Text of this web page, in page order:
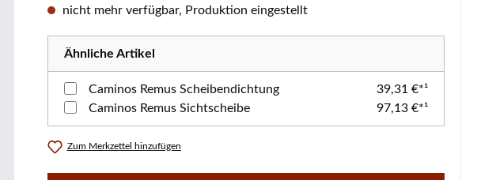
nicht mehr verfügbar, Produktion eingestellt
Ähnliche Artikel
Caminos Remus Scheibendichtung
39,31 €*¹
Caminos Remus Sichtscheibe
97,13 €*¹
Zum Merkzettel hinzufügen